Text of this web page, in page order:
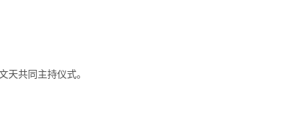
天共同主持仪式。